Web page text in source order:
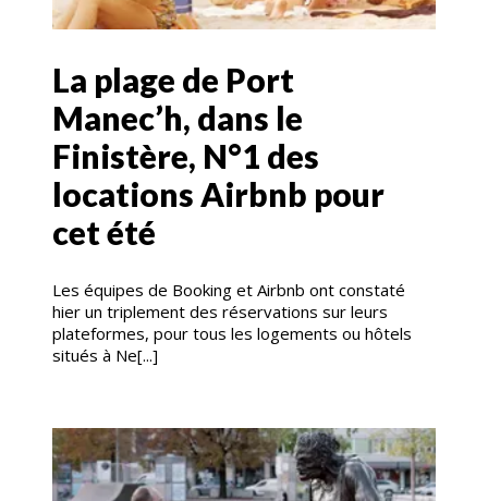
La plage de Port
Manec’h, dans le
Finistère, N°1 des
locations Airbnb pour
cet été
Les équipes de Booking et Airbnb ont constaté
hier un triplement des réservations sur leurs
plateformes, pour tous les logements ou hôtels
situés à Ne[...]